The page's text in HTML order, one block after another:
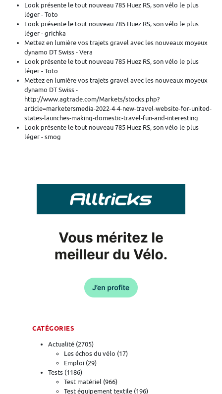
Look présente le tout nouveau 785 Huez RS, son vélo le plus
léger - Toto
Look présente le tout nouveau 785 Huez RS, son vélo le plus
léger - grichka
Mettez en lumière vos trajets gravel avec les nouveaux moyeux
dynamo DT Swiss - Vera
Look présente le tout nouveau 785 Huez RS, son vélo le plus
léger - Toto
Mettez en lumière vos trajets gravel avec les nouveaux moyeux
dynamo DT Swiss -
http://www.agtrade.com/Markets/stocks.php?
article=marketersmedia-2022-4-4-new-travel-website-for-united-
states-launches-making-domestic-travel-fun-and-interesting
Look présente le tout nouveau 785 Huez RS, son vélo le plus
léger - smog
CATÉGORIES
Actualité (2705)
Les échos du vélo (17)
Emploi (29)
Tests (1186)
Test matériel (966)
Test équipement textile (196)